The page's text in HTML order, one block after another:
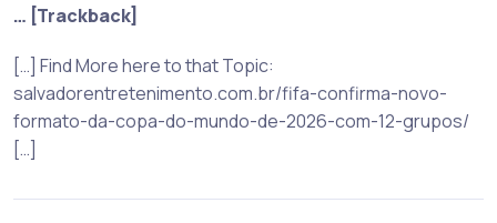
… [Trackback]
[…] Find More here to that Topic:
salvadorentretenimento.com.br/fifa-confirma-novo-
formato-da-copa-do-mundo-de-2026-com-12-grupos/
[…]